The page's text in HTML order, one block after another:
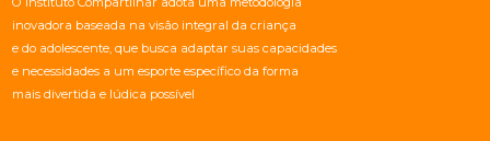
inovadora baseada na visão integral da criança
e do adolescente, que busca adaptar suas capacidades
e necessidades a um esporte específico da forma
mais divertida e lúdica possível